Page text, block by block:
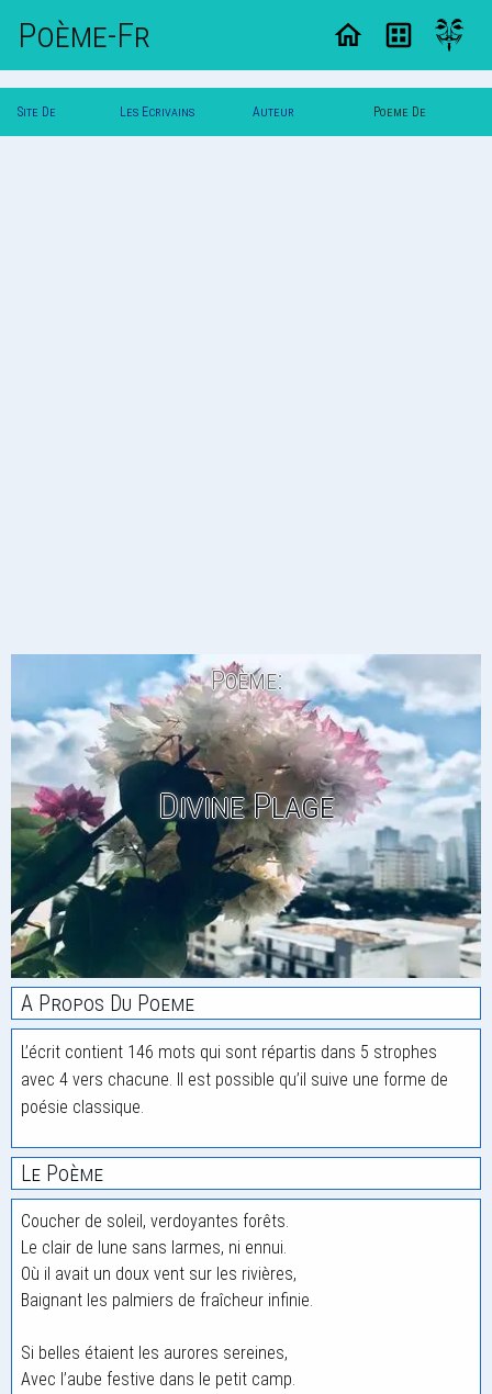
Poème-Fr
Site De Les Ecrivains Auteur Poeme De
Poème:
Divine Plage
A Propos Du Poeme
L’écrit contient 146 mots qui sont répartis dans 5 strophes
avec 4 vers chacune. Il est possible qu’il suive une forme de
poésie classique.
Le Poème
Coucher de soleil, verdoyantes forêts.
Le clair de lune sans larmes, ni ennui.
Où il avait un doux vent sur les rivières,
Baignant les palmiers de fraîcheur infinie.
Si belles étaient les aurores sereines,
Avec l’aube festive dans le petit camp.